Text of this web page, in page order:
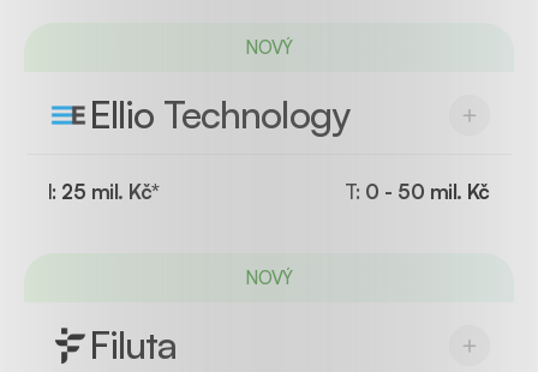
Ellio Technology
NOVÝ
I: 25 mil. Kč* T: 0 - 50 mil. Kč
Filuta
NOVÝ